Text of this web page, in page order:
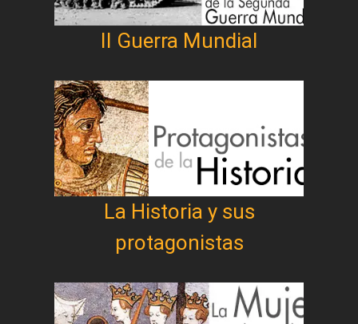
II Guerra Mundial
La Historia y sus
protagonistas